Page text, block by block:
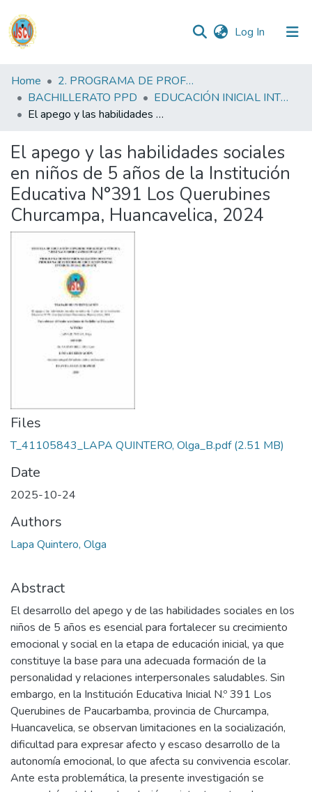
Log In (current)
Communities
&
Collections
Statistics
Reglamento
Formatos
Home
2. PROGRAMA DE PROFESIONALIZACIÓN DOCENTE
BACHILLERATO PPD
EDUCACIÓN INICIAL INTERCULTURAL BILINGUE PPD
El apego y las habilidades sociales en niños de 5 años de la Institución Educativa N°391 Los Querubines Churcampa, Huancavelica, 2024
El apego y las habilidades sociales
en niños de 5 años de la Institución
Educativa N°391 Los Querubines
Churcampa, Huancavelica, 2024
Files
T_41105843_LAPA QUINTERO, Olga_B.pdf(2.51 MB)
Date
2025-10-24
Authors
Lapa Quintero, Olga
Abstract
El desarrollo del apego y de las habilidades sociales en los
niños de 5 años es esencial para fortalecer su crecimiento
emocional y social en la etapa de educación inicial, ya que
constituye la base para una adecuada formación de la
personalidad y relaciones interpersonales saludables. Sin
embargo, en la Institución Educativa Inicial N.º 391 Los
Querubines de Paucarbamba, provincia de Churcampa,
Huancavelica, se observan limitaciones en la socialización,
dificultad para expresar afecto y escaso desarrollo de la
autonomía emocional, lo que afecta su convivencia escolar.
Ante esta problemática, la presente investigación se